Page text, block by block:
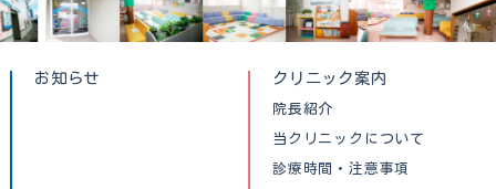
お知らせ クリニック案内
院長紹介
当クリニックについて
診療時間・注意事項